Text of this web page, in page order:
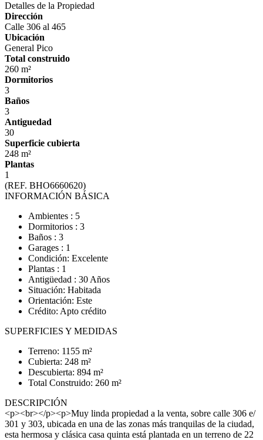
Detalles de la Propiedad
Dirección
Calle 306 al 465
Ubicación
General Pico
Total construido
260 m²
Dormitorios
3
Baños
3
Antiguedad
30
Superficie cubierta
248 m²
Plantas
1
(REF. BHO6660620)
INFORMACIÓN BÁSICA
Ambientes : 5
Dormitorios : 3
Baños : 3
Garages : 1
Condición: Excelente
Plantas : 1
Antigüedad : 30 Años
Situación: Habitada
Orientación: Este
Crédito: Apto crédito
SUPERFICIES Y MEDIDAS
Terreno: 1155 m²
Cubierta: 248 m²
Descubierta: 894 m²
Total Construido: 260 m²
DESCRIPCIÓN
<p><br></p><p>Muy linda propiedad a la venta, sobre calle 306 e/
301 y 303, ubicada en una de las zonas más tranquilas de la ciudad,
esta hermosa y clásica casa quinta está plantada en un terreno de 22